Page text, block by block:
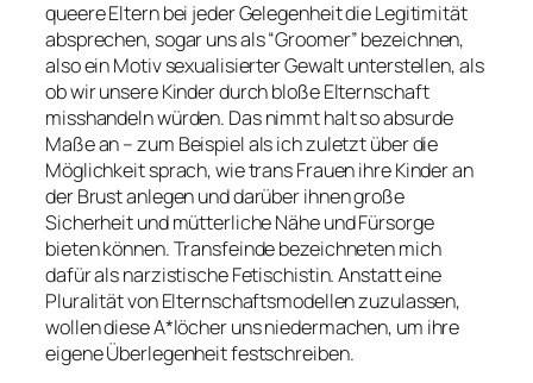
queere Eltern bei jeder Gelegenheit die Legitimität
absprechen, sogar uns als “Groomer” bezeichnen,
also ein Motiv sexualisierter Gewalt unterstellen, als
ob wir unsere Kinder durch bloße Elternschaft
misshandeln würden. Das nimmt halt so absurde
Maße an – zum Beispiel als ich zuletzt über die
Möglichkeit sprach, wie trans Frauen ihre Kinder an
der Brust anlegen und darüber ihnen große
Sicherheit und mütterliche Nähe und Fürsorge
bieten können. Transfeinde bezeichneten mich
dafür als narzistische Fetischistin. Anstatt eine
Pluralität von Elternschaftsmodellen zuzulassen,
wollen diese A*löcher uns niedermachen, um ihre
eigene Überlegenheit festschreiben.